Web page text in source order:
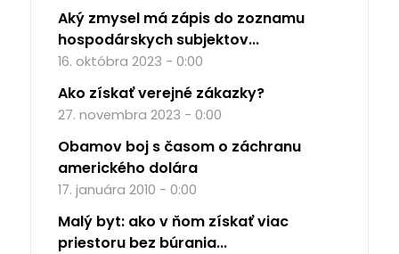
Aký zmysel má zápis do zoznamu
hospodárskych subjektov...
16. októbra 2023 - 0:00
Ako získať verejné zákazky?
27. novembra 2023 - 0:00
Obamov boj s časom o záchranu
amerického dolára
17. januára 2010 - 0:00
Malý byt: ako v ňom získať viac
priestoru bez búrania...